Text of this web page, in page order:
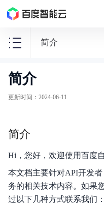
简介
语
言
识
自然语言处理技术
简介
更新时间 ： 2024-06-11
简介
Hi，您好，欢迎使用百度
本文档主要针对API开发
务的相关技术内容。如果
过以下几种方式联系我们：